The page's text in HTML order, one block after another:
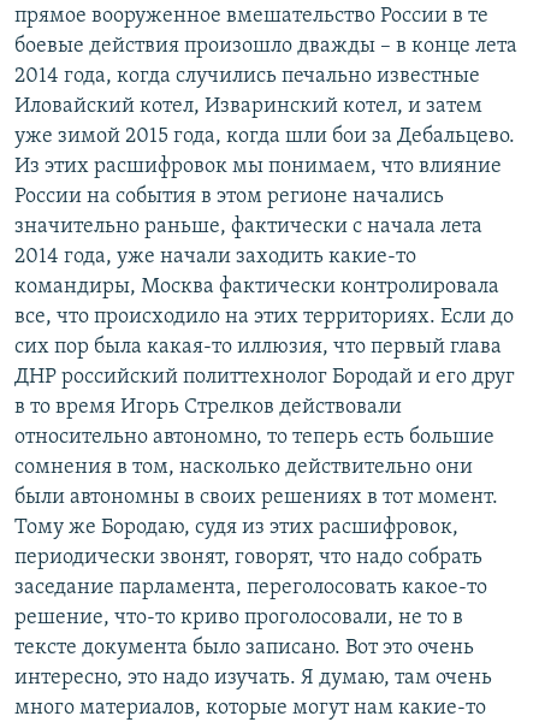
прямое вооруженное вмешательство России в те
боевые действия произошло дважды – в конце лета
2014 года, когда случились печально известные
Иловайский котел, Изваринский котел, и затем
уже зимой 2015 года, когда шли бои за Дебальцево.
Из этих расшифровок мы понимаем, что влияние
России на события в этом регионе начались
значительно раньше, фактически с начала лета
2014 года, уже начали заходить какие-то
командиры, Москва фактически контролировала
все, что происходило на этих территориях. Если до
сих пор была какая-то иллюзия, что первый глава
ДНР российский политтехнолог Бородай и его друг
в то время Игорь Стрелков действовали
относительно автономно, то теперь есть большие
сомнения в том, насколько действительно они
были автономны в своих решениях в тот момент.
Тому же Бородаю, судя из этих расшифровок,
периодически звонят, говорят, что надо собрать
заседание парламента, переголосовать какое-то
решение, что-то криво проголосовали, не то в
тексте документа было записано. Вот это очень
интересно, это надо изучать. Я думаю, там очень
много материалов, которые могут нам какие-то